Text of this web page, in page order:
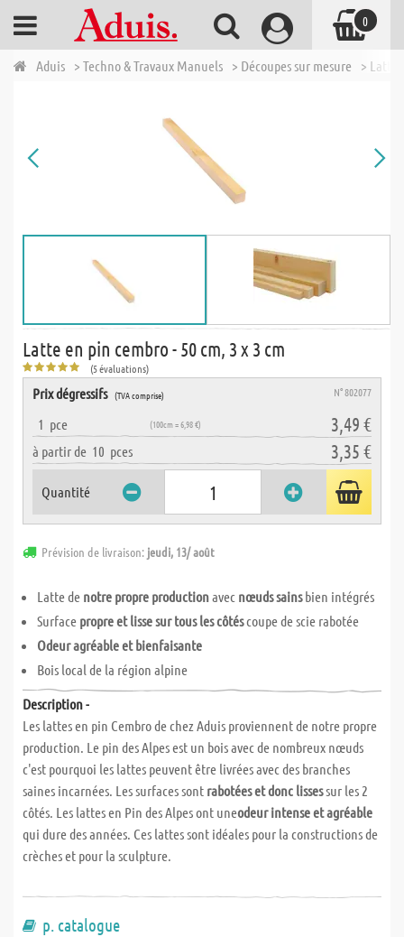
Aduis > Techno & Travaux Manuels > Découpes sur mesure >
Latte en pin cembro - 50 cm, 3 x 3 cm
(5 évaluations)
Prix dégressifs (TVA comprise) N° 802077
1 pce (100cm = 6,98 €) 3,49 €
à partir de 10 pces 3,35 €
Quantité
Prévision de livraison: jeudi, 13/ août
Latte de notre propre productionavec nœuds sainsbien intégrés
Surface propre et lisse sur tous les côtéscoupe de scie rabotée
Odeur agréable et bienfaisante
Bois local de la région alpine
Description -
Les lattes en pin Cembro de chez Aduis proviennent de notre propre
production. Le pin des Alpes est un bois avec de nombreux nœuds
c'est pourquoi les lattes peuvent être livrées avec des branches
saines incarnées. Les surfaces sont rabotées et donc lissessur les 2
côtés. Les lattes en Pin des Alpes ont uneodeur intense et agréable
qui dure des années. Ces lattes sont idéales pour la constructions de
crèches et pour la sculpture.
p. catalogue
0